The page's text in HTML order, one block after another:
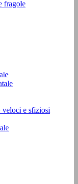
fragole
veloci e sfiziosi